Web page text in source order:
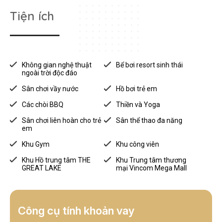
Vị trí tiếp cận dễ dàng:
Cách Bệnh viện Đa khoa khu vực Hậu Nghĩa 3km
Cách TP. HCM 40km.
Tiện ích
Không gian nghệ thuật
ngoài trời độc đáo
Bể bơi resort sinh thái
Sân chơi vầy nước
Hồ bơi trẻ em
Các chòi BBQ
Thiền và Yoga
Sân chơi liên hoàn cho trẻ
em
Sân thể thao đa năng
Khu Gym
Khu công viên
Khu Hồ trung tâm THE
GREAT LAKE
Khu Trung tâm thương
mại Vincom Mega Mall
Công cụ tính khoản vay